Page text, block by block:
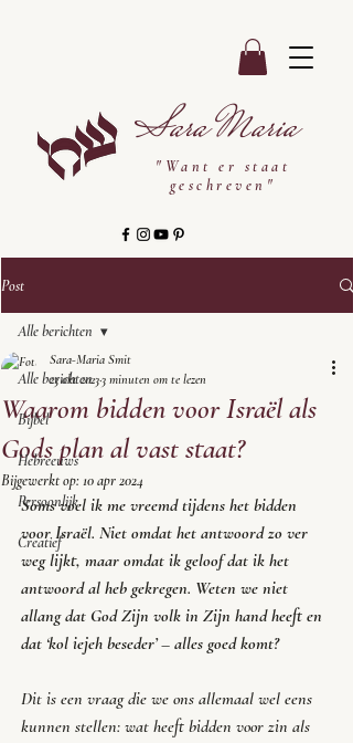
Sara Maria
"Want er staat
geschreven"
Post
Alle berichten
Bijbel
Hebreeuws
Persoonlijk
Creatief
Alle berichten
Waarom bidden voor Israël als
Gods plan al vast staat?
Sara-Maria Smit
23 okt 20233 minuten om te lezen
Bijgewerkt op:10 apr 2024
Soms voel ik me vreemd tijdens het bidden
voor Israël. Niet omdat het antwoord zo ver
weg lijkt, maar omdat ik geloof dat ik het
antwoord al heb gekregen. Weten we niet
allang dat God Zijn volk in Zijn hand heeft en
dat ‘kol iejeh beseder’ – alles goed komt?
Dit is een vraag die we ons allemaal wel eens
kunnen stellen: wat heeft bidden voor zin als